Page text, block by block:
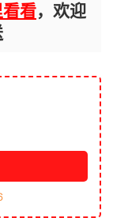
看，欢迎